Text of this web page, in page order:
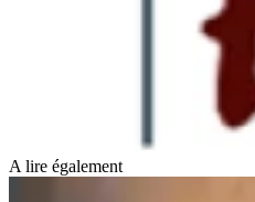
A lire également